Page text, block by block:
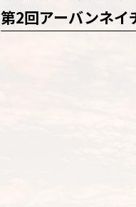
第2回アーバンネイ